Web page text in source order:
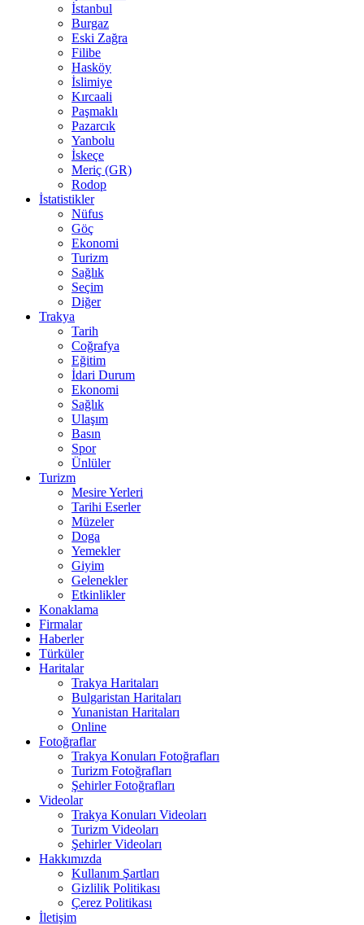
İstanbul
Burgaz
Eski Zağra
Filibe
Hasköy
İslimiye
Kırcaali
Paşmaklı
Pazarcık
Yanbolu
İskeçe
Meriç (GR)
Rodop
İstatistikler
Nüfus
Göç
Ekonomi
Turizm
Sağlık
Seçim
Diğer
Trakya
Tarih
Coğrafya
Eğitim
İdari Durum
Ekonomi
Sağlık
Ulaşım
Basın
Spor
Ünlüler
Turizm
Mesire Yerleri
Tarihi Eserler
Müzeler
Doga
Yemekler
Giyim
Gelenekler
Etkinlikler
Konaklama
Firmalar
Haberler
Türküler
Haritalar
Trakya Haritaları
Bulgaristan Haritaları
Yunanistan Haritaları
Online
Fotoğraflar
Trakya Konuları Fotoğrafları
Turizm Fotoğrafları
Şehirler Fotoğrafları
Videolar
Trakya Konuları Videoları
Turizm Videoları
Şehirler Videoları
Hakkımızda
Kullanım Şartları
Gizlilik Politikası
Çerez Politikası
İletişim